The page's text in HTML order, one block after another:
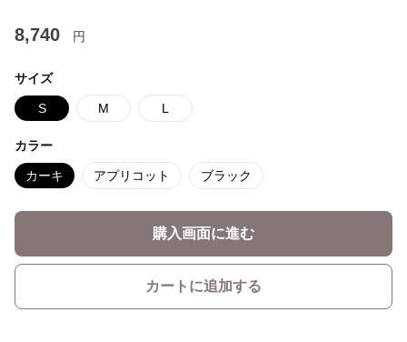
8,740 円
サイズ
S M L
カラー
カーキ アプリコット ブラック
購入画面に進む
カートに追加する